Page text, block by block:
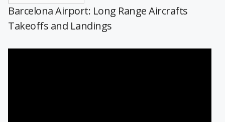
Barcelona Airport: Long Range Aircrafts
Takeoffs and Landings